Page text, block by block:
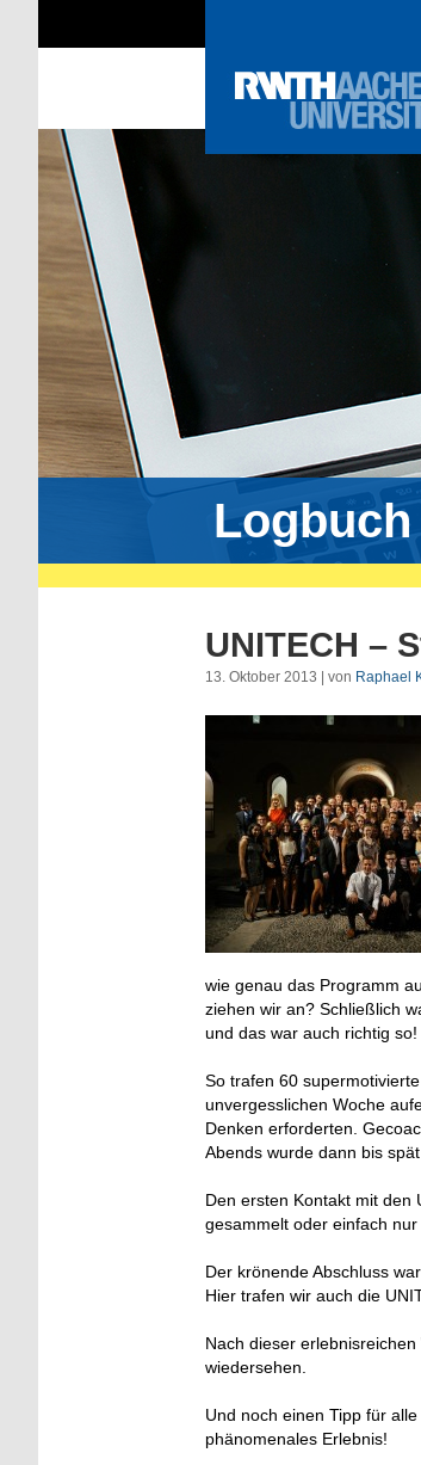
UNITECH –
13. Oktober 2013 | von Raphael
wie genau das Programm
ziehen wir an? Schließlich
und das war auch richtig so!
So trafen 60
unvergesslichen Woche
Denken erforderten.
Abends wurde dann bis
Den ersten Kontakt mit den
gesammelt oder einfach
Der krönende Abschluss
Hier trafen wir auch die
Nach dieser
wiedersehen.
Und noch einen Tipp für
phänomenales Erlebnis!